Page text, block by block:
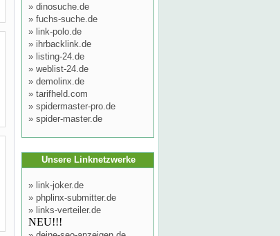
» dinosuche.de
» fuchs-suche.de
» link-polo.de
» ihrbacklink.de
» listing-24.de
» weblist-24.de
» demolinx.de
» tarifheld.com
» spidermaster-pro.de
» spider-master.de
Unsere Linknetzwerke
» link-joker.de
» phplinx-submitter.de
» links-verteiler.de
NEU!!!